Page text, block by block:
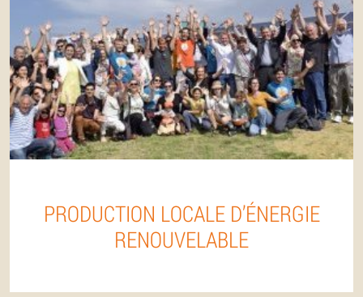
PRODUCTION LOCALE D’ÉNERGIE
RENOUVELABLE